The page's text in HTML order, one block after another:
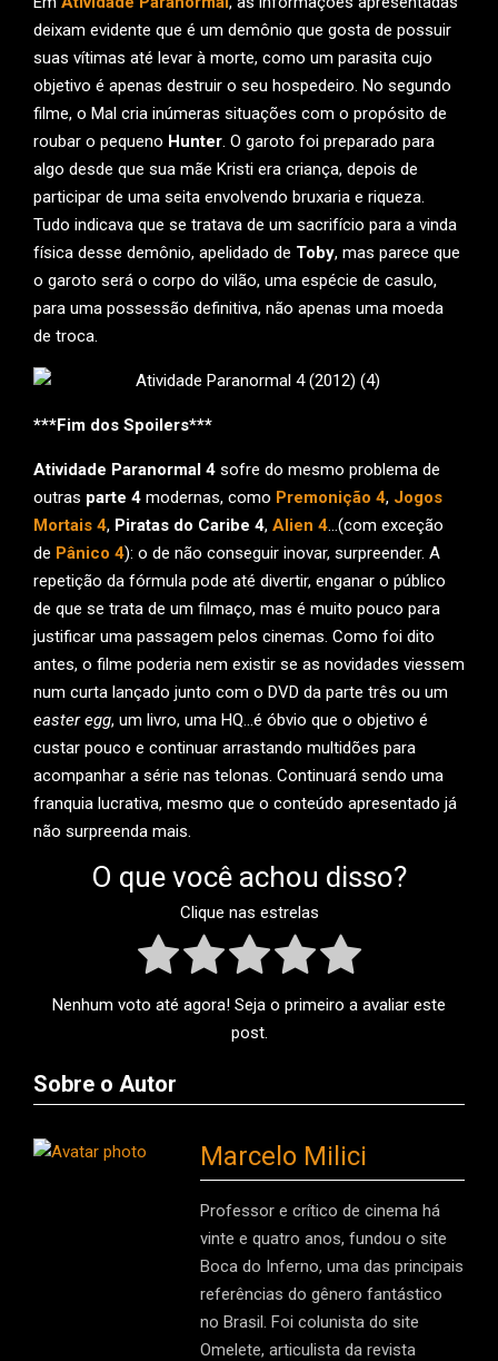
deixam evidente que é um demônio que gosta de possuir
suas vítimas até levar à morte, como um parasita cujo
objetivo é apenas destruir o seu hospedeiro. No segundo
filme, o Mal cria inúmeras situações com o propósito de
roubar o pequeno Hunter. O garoto foi preparado para
algo desde que sua mãe Kristi era criança, depois de
participar de uma seita envolvendo bruxaria e riqueza.
Tudo indicava que se tratava de um sacrifício para a vinda
física desse demônio, apelidado de Toby, mas parece que
o garoto será o corpo do vilão, uma espécie de casulo,
para uma possessão definitiva, não apenas uma moeda
de troca.
***Fim dos Spoilers***
Atividade Paranormal 4 sofre do mesmo problema de
outras parte 4 modernas, como Premonição 4, Jogos
Mortais 4, Piratas do Caribe 4, Alien 4…(com exceção
de Pânico 4): o de não conseguir inovar, surpreender. A
repetição da fórmula pode até divertir, enganar o público
de que se trata de um filmaço, mas é muito pouco para
justificar uma passagem pelos cinemas. Como foi dito
antes, o filme poderia nem existir se as novidades viessem
num curta lançado junto com o DVD da parte três ou um
easter egg, um livro, uma HQ…é óbvio que o objetivo é
custar pouco e continuar arrastando multidões para
acompanhar a série nas telonas. Continuará sendo uma
franquia lucrativa, mesmo que o conteúdo apresentado já
não surpreenda mais.
O que você achou disso?
Clique nas estrelas
Nenhum voto até agora! Seja o primeiro a avaliar este
post.
Sobre o Autor
Marcelo Milici
Professor e crítico de cinema há
vinte e quatro anos, fundou o site
Boca do Inferno, uma das principais
referências do gênero fantástico
no Brasil. Foi colunista do site
Omelete, articulista da revista